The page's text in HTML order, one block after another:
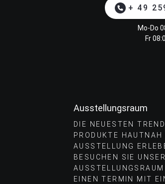
+ 49
Mo-Do
Fr
Ausstellungsraum
DIE NEUESTEN
PRODUKTE HAUTNAH
AUSSTELLUNG
BESUCHEN SIE
EINEN TERMIN MIT